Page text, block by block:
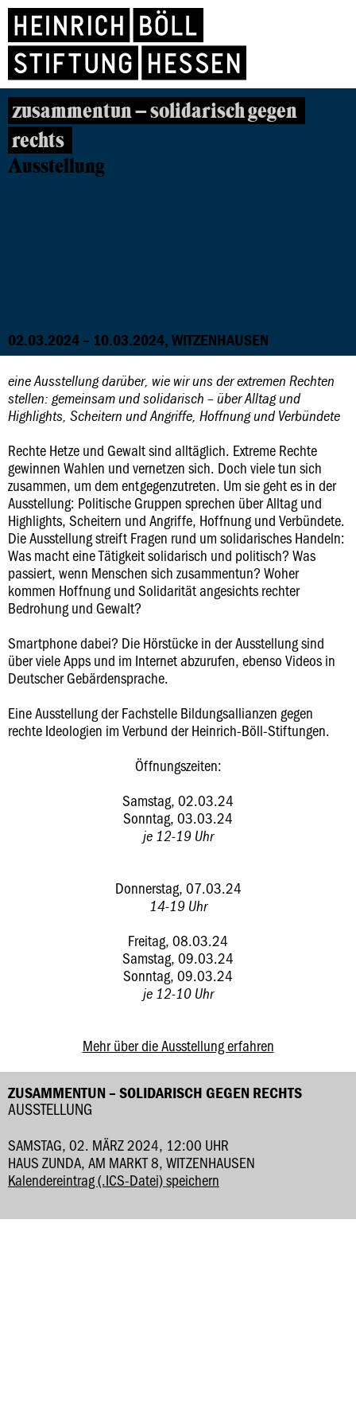
zusammentun – solidarisch gegen
rechts
Ausstellung
02.03.2024 – 10.03.2024, WITZENHAUSEN
eine Ausstellung darüber, wie wir uns der extremen Rechten
stellen: gemeinsam und solidarisch – über Alltag und
Highlights, Scheitern und Angriffe, Hoffnung und Verbündete
Rechte Hetze und Gewalt sind alltäglich. Extreme Rechte
gewinnen Wahlen und vernetzen sich. Doch viele tun sich
zusammen, um dem entgegenzutreten. Um sie geht es in der
Ausstellung: Politische Gruppen sprechen über Alltag und
Highlights, Scheitern und Angriffe, Hoffnung und Verbündete.
Die Ausstellung streift Fragen rund um solidarisches Handeln:
Was macht eine Tätigkeit solidarisch und politisch? Was
passiert, wenn Menschen sich zusammentun? Woher
kommen Hoffnung und Solidarität angesichts rechter
Bedrohung und Gewalt?
Smartphone dabei? Die Hörstücke in der Ausstellung sind
über viele Apps und im Internet abzurufen, ebenso Videos in
Deutscher Gebärdensprache.
Eine Ausstellung der Fachstelle Bildungsallianzen gegen
rechte Ideologien im Verbund der Heinrich-Böll-Stiftungen.
Öffnungszeiten:
Samstag, 02.03.24
Sonntag, 03.03.24
je 12-19 Uhr
Donnerstag, 07.03.24
14-19 Uhr
Freitag, 08.03.24
Samstag, 09.03.24
Sonntag, 09.03.24
je 12-10 Uhr
Mehr über die Ausstellung erfahren
ZUSAMMENTUN – SOLIDARISCH GEGEN RECHTS
AUSSTELLUNG
SAMSTAG, 02. MÄRZ 2024, 12:00 UHR
HAUS ZUNDA, AM MARKT 8, WITZENHAUSEN
Kalendereintrag (.ICS-Datei) speichern